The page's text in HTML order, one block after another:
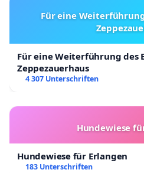
Für eine
Für eine Weiterführung des
Zeppezauerhaus
4 307 Unterschriften
Hundewiese
Hundewiese für Erlangen
183 Unterschriften